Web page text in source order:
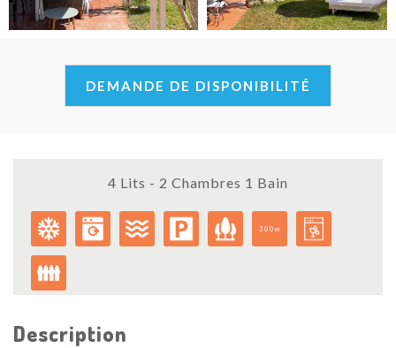
DEMANDE DE DISPONIBILITÉ
4 Lits - 2 Chambres 1 Bain
300m
Description